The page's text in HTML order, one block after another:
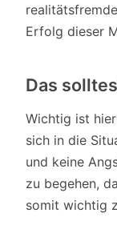
Erfolg dieser
Das
Wichtig ist
sich in die
und keine
zu begehen,
somit wichtig